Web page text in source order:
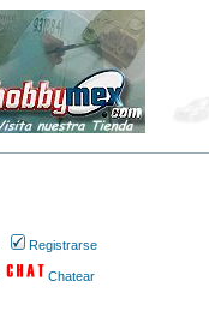
Registrarse
Chatear